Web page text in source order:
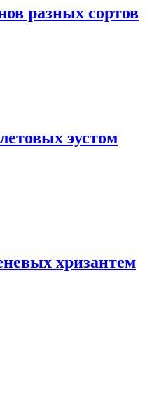
разных сортов
эустом
хризантем